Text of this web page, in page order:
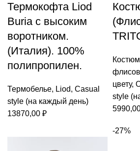
Термокофта Liod
Buria с высоким
воротником.
(Италия). 100%
полипропилен.
Термобелье, Liod, Casual
style (на каждый день)
13870,00 ₽
цвету,
style
-27%